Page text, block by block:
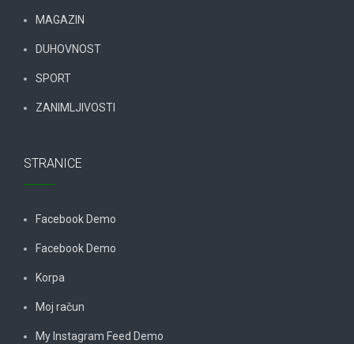
MAGAZIN
DUHOVNOST
SPORT
ZANIMLJIVOSTI
STRANICE
Facebook Demo
Facebook Demo
Korpa
Moj račun
My Instagram Feed Demo